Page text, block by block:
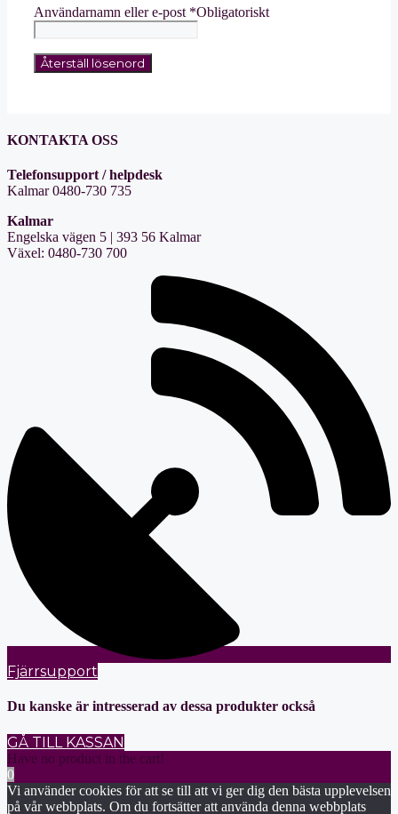
Användarnamn eller e-post *Obligatoriskt
Återställ lösenord
KONTAKTA OSS
Telefonsupport / helpdesk
Kalmar 0480-730 735
Kalmar
Engelska vägen 5 | 393 56 Kalmar
Växel: 0480-730 700
Fjärrsupport
Du kanske är intresserad av dessa produkter också
GÅ TILL KASSAN
Have no product in the cart!
0
Vi använder cookies för att se till att vi ger dig den bästa upplevelsen
på vår webbplats. Om du fortsätter att använda denna webbplats